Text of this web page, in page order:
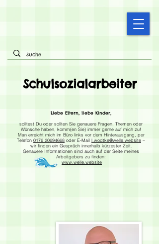
Schulsozialarbeiter
Liebe Eltern, liebe Kinder,
solltest Du oder sollten Sie genauere Fragen, Themen oder
Wünsche haben, komm(en Sie) immer gerne auf mich zu!
Man erreicht mich im Büro links vor dem Hinterausgang, per
Telefon 0176 20694668 oder E-Mail l.wodtke@welle.website –
wir finden ein Gespräch innerhalb kürzester Zeit.
Genauere Informationen sind auch auf der Seite meines
Arbeitgebers zu finden:
www.welle.website